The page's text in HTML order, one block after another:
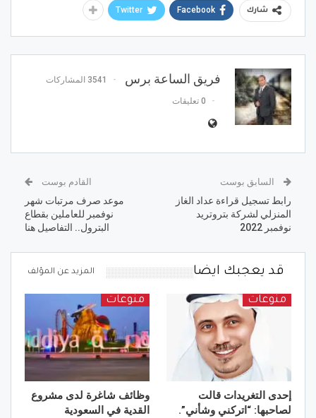
شارك Facebook
Twitter
فريق الساعة برس 3541 المشاركات
0 تعليقات
السابق بوست
رابط تسجيل قراءة عداد الغاز
المنزلي لشركة بتروتريد
نوفمبر 2022
القادم بوست
موعد صرف مرتبات شهر
نوفمبر للعاملين بقطاع
البترول.. التفاصيل هنا
قد يعجبك ايضا المزيد عن المؤلف
منوعات
إحدى التغريدات قالت
لصاحبها: “اتركني وشأني”.
منوعات
وظائف شاغرة لدى مشروع
القدية في السعودية